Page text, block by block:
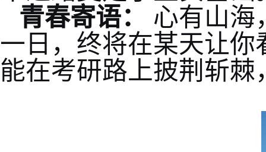
青春寄语：
心有山海
一日，终将在某天让
能在考研路上披荆斩棘